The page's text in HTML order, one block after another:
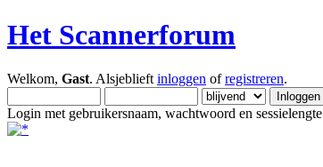
Het Scannerforum
Welkom, Gast. Alsjeblieft inloggen ofregistreren.
Login met gebruikersnaam, wachtwoord en sessielengte